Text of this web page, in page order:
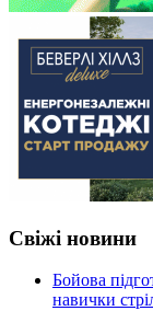
Свіжі новини
Бойова
навички